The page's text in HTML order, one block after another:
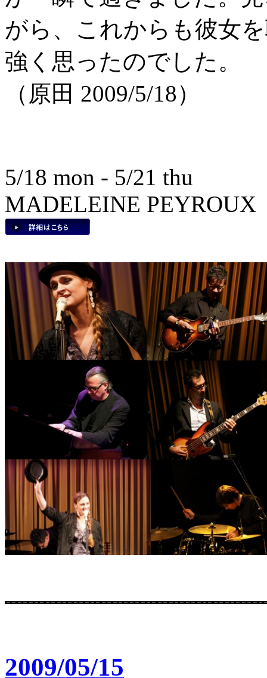
がら、これからも彼女
強く思ったのでした。
（原田 2009/5/18）
5/18 mon - 5/21 thu
MADELEINE PEYROUX
2009/05/15